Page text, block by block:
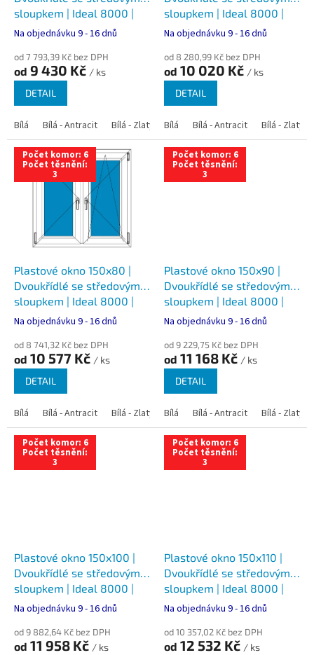
sloupkem | Ideal 8000 |
Trojsklo
Na objednávku 9 - 16 dnů
od 7 793,39 Kč bez DPH
od 9 430 Kč / ks
DETAIL
Bílá Bílá - Antracit Bílá - Zlatý dub Bílá - Tmavý dub Bílá -
sloupkem | Ideal 8000 |
Trojsklo
Na objednávku 9 - 16 dnů
od 8 280,99 Kč bez DPH
od 10 020 Kč / ks
DETAIL
Bílá Bílá - Antracit Bílá - Zlatý
Počet komor: 6
Počet těsnění:
3
Plastové okno 150x80 |
Dvoukřídlé se středovým
sloupkem | Ideal 8000 |
Trojsklo
Na objednávku 9 - 16 dnů
od 8 741,32 Kč bez DPH
od 10 577 Kč / ks
DETAIL
Bílá Bílá - Antracit Bílá - Zlatý dub Bílá - Tmavý dub Bílá -
Počet komor: 6
Počet těsnění:
3
Plastové okno 150x90 |
Dvoukřídlé se středovým
sloupkem | Ideal 8000 |
Trojsklo
Na objednávku 9 - 16 dnů
od 9 229,75 Kč bez DPH
od 11 168 Kč / ks
DETAIL
Bílá Bílá - Antracit Bílá - Zlatý
Počet komor: 6
Počet těsnění:
3
Plastové okno 150x100 |
Dvoukřídlé se středovým
sloupkem | Ideal 8000 |
Trojsklo
Na objednávku 9 - 16 dnů
od 9 882,64 Kč bez DPH
od 11 958 Kč / ks
Počet komor: 6
Počet těsnění:
3
Plastové okno 150x110 |
Dvoukřídlé se středovým
sloupkem | Ideal 8000 |
Trojsklo
Na objednávku 9 - 16 dnů
od 10 357,02 Kč bez DPH
od 12 532 Kč / ks